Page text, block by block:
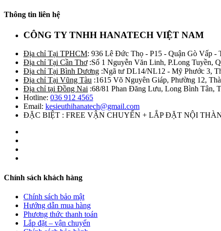
Thông tin liên hệ
CÔNG TY TNHH HANATECH VIỆT NAM
Địa chỉ Tại TPHCM: 936 Lê Đức Thọ - P15 - Quận Gò Vấp -
Địa chỉ Tại Cần Thơ:Số 1 Nguyễn Văn Linh, P.Long Tuyền,
Địa chỉ Tại Bình Dương :Ngã tư DL14/NL12 - Mỹ Phước 3,
Địa chỉ Tại Vũng Tàu :1615 Võ Nguyên Giáp, Phường 12,
Địa chỉ tại Đồng Nai :68/81 Phan Đăng Lưu, Long Bình Tân,
Hotline: 036 912 4565
Email: kesieuthihanatech@gmail.com
ĐẶC BIỆT : FREE VẬN CHUYỂN + LẮP ĐẶT NỘI
Chính sách khách hàng
Chính sách bảo mật
Hướng dẫn mua hàng
Phương thức thanh toán
Lắp đặt – vận chuyển